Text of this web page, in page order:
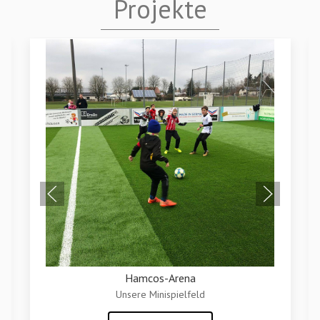
Projekte
Hamcos-Arena
Unsere Minispielfeld